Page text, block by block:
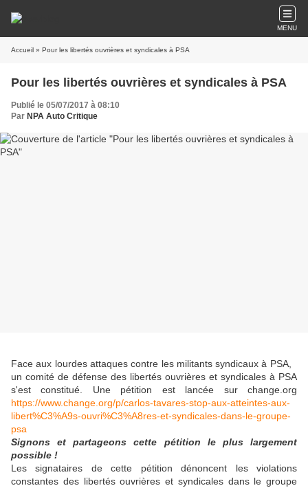
MENU
Accueil » Pour les libertés ouvrières et syndicales à PSA
Pour les libertés ouvrières et syndicales à PSA
Publié le 05/07/2017 à 08:10
Par NPA Auto Critique
Face aux lourdes attaques contre les militants syndicaux à PSA,
un comité de défense des libertés ouvrières et syndicales à PSA
s'est constitué. Une pétition est lancée sur change.org
https://www.change.org/p/carlos-tavares-stop-aux-atteintes-aux-
libert%C3%A9s-ouvri%C3%A8res-et-syndicales-dans-le-groupe-
psa
Signons et partageons cette pétition le plus largement
possible !
Les signataires de cette pétition dénoncent les violations
constantes des libertés ouvrières et syndicales dans le groupe